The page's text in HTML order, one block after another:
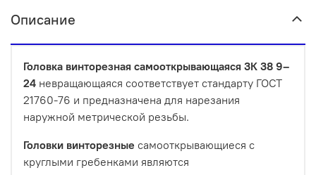
Описание
Головка винторезная самооткрывающаяся 3К 38 9–
24 невращающаяся соответствует стандарту ГОСТ
21760-76 и предназначена для нарезания
наружной метрической резьбы.
Головки винторезные самооткрывающиеся с
круглыми гребенками являются